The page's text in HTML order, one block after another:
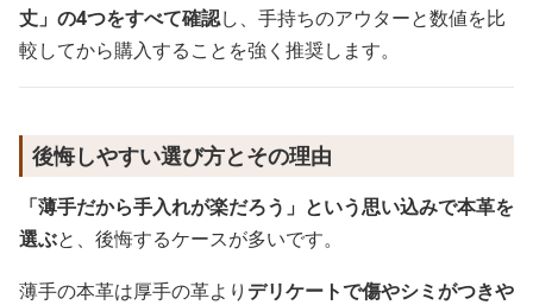
丈」の4つをすべて確認し、手持ちのアウターと数値を比
較してから購入することを強く推奨します。
後悔しやすい選び方とその理由
「薄手だから手入れが楽だろう」という思い込みで本革を
選ぶと、後悔するケースが多いです。
薄手の本革は厚手の革より デリケートで傷やシミがつきや